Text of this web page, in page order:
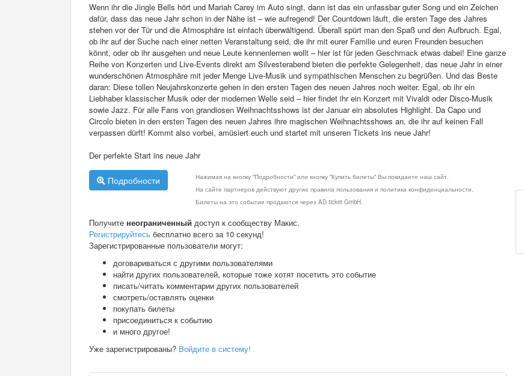
Wenn ihr die Jingle Bells hört und Mariah Carey im Auto singt, dann ist das ein unfassbar guter Song und ein Zeichen
dafür, dass das neue Jahr schon in der Nähe ist – wie aufregend! Der Countdown läuft, die ersten Tage des Jahres
stehen vor der Tür und die Atmosphäre ist einfach überwältigend. Überall spürt man den Spaß und den Aufbruch. Egal,
ob ihr auf der Suche nach einer netten Veranstaltung seid, die ihr mit eurer Familie und euren Freunden besuchen
könnt, oder ob ihr ausgehen und neue Leute kennenlernen wollt – hier ist für jeden Geschmack etwas dabei! Eine ganze
Reihe von Konzerten und Live-Events direkt am Silvesterabend bieten die perfekte Gelegenheit, das neue Jahr in einer
wunderschönen Atmosphäre mit jeder Menge Live-Musik und sympathischen Menschen zu begrüßen. Und das Beste
daran: Diese tollen Neujahrskonzerte gehen in den ersten Tagen des neuen Jahres noch weiter. Egal, ob ihr ein
Liebhaber klassischer Musik oder der modernen Welle seid – hier findet ihr ein Konzert mit Vivaldi oder Disco-Musik
sowie Jazz. Für alle Fans von grandiosen Weihnachtsshows ist der Januar ein absolutes Highlight. Da Capo und
Circolo bieten in den ersten Tagen des neuen Jahres ihre magischen Weihnachtsshows an, die ihr auf keinen Fall
verpassen dürft! Kommt also vorbei, amüsiert euch und startet mit unseren Tickets ins neue Jahr!
Der perfekte Start ins neue Jahr
Подробности
Нажимая на кнопку "Подробности" или кнопку "Купить билеты" Вы покидаете наш сайт.
На сайте партнеров действуют другие правила пользования и политика конфиденциальности.
Билеты на это событие продаются через AD ticket GmbH.
Получите неограниченный доступ к сообществу Макис.
Регистрируйтесь бесплатно всего за 10 секунд!
Зарегистрированные пользователи могут:
договариваться с другими пользователями
найти других пользователей, которые тоже хотят посетить это событие
писать/читать комментарии других пользователей
смотреть/оставлять оценки
покупать билеты
присоединиться к событию
и много другое!
Уже зарегистрированы? Войдите в систему!